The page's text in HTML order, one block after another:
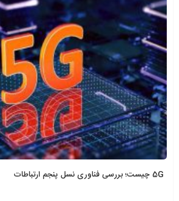
5G چیست؛ بررسی فناوری نسل پنجم ارتباطات